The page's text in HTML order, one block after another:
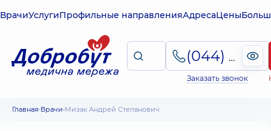
ВрачиУслугиПрофильные направленияАдресаЦены
(044) 495-2-888
Заказать звонок
Главная Врачи Мизак Андрей Степанович